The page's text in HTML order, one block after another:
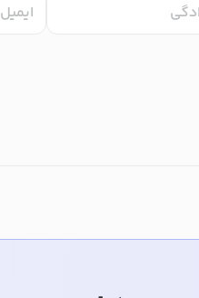
ایمیل